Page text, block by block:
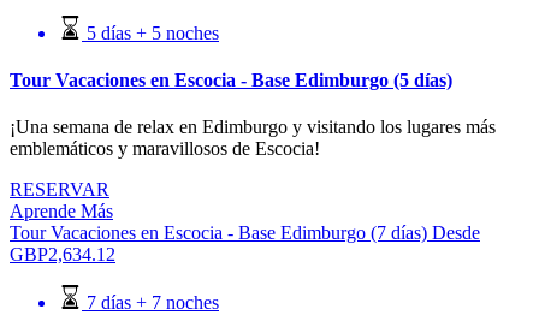
5 días + 5 noches
Tour Vacaciones en Escocia - Base Edimburgo (5 días)
¡Una semana de relax en Edimburgo y visitando los lugares más
emblemáticos y maravillosos de Escocia!
RESERVAR
Aprende Más
Tour Vacaciones en Escocia - Base Edimburgo (7 días) Desde
GBP2,634.12
7 días + 7 noches